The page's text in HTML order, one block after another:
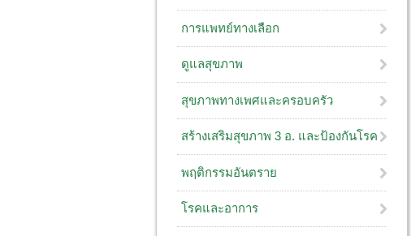
การแพทย์ทางเลือก
ดูแลสุขภาพ
สุขภาพทางเพศและครอบครัว
สร้างเสริมสุขภาพ 3 อ. ​และป้องกันโรค
พฤติกรรมอันตราย
โรคและอาการ